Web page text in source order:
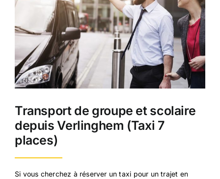
Transport de groupe et scolaire
depuis Verlinghem (Taxi 7
places)
Si vous cherchez à réserver un taxi pour un trajet en